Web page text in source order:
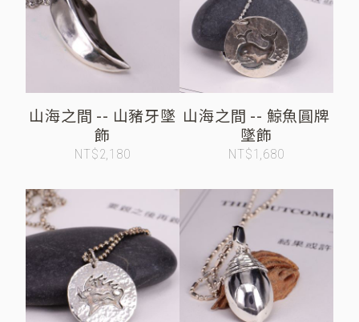
山海之間 -- 山豬牙墜
飾
NT$2,180
山海之間 -- 鯨魚圓牌
墜飾
NT$1,680